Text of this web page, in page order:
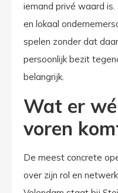
iemand privé waard is.
en lokaal
spelen zonder dat
persoonlijk bezit
belangrijk.
Wat er
voren
De meest concrete
over zijn rol en